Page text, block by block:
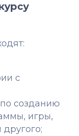
с
созданию
игры,